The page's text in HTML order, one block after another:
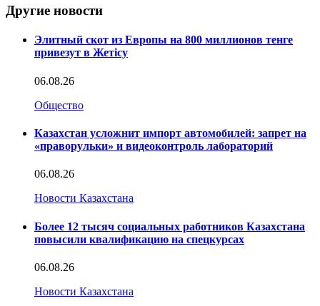
Другие новости
Элитный скот из Европы на 800 миллионов тенге
привезут в Жетісу
06.08.26
Общество
Казахстан усложнит импорт автомобилей: запрет на
«праворульки» и видеоконтроль лабораторий
06.08.26
Новости Казахстана
Более 12 тысяч социальных работников Казахстана
повысили квалификацию на спецкурсах
06.08.26
Новости Казахстана